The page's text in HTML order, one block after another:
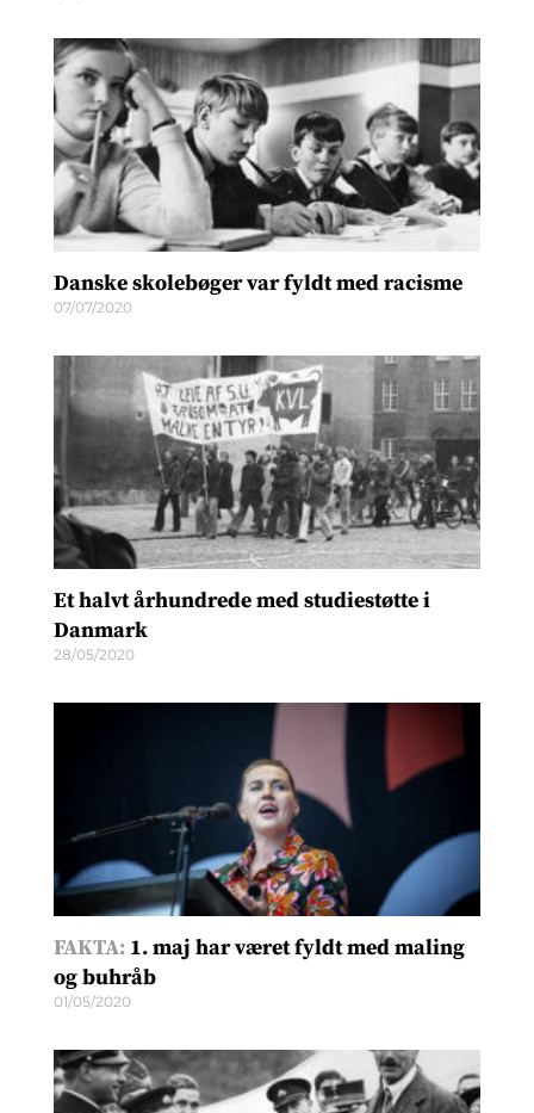
Danske skolebøger var fyldt med racisme
07/07/2020
Et halvt århundrede med studiestøtte i
Danmark
28/05/2020
FAKTA: 1. maj har været fyldt med maling
og buhråb
01/05/2020